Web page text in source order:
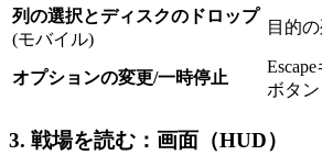
列の選択とディスクのドロップ
(モバイル)
目的
オプションの変更/一時停止
ボタン
3. 戦場を読む：画面（HUD）